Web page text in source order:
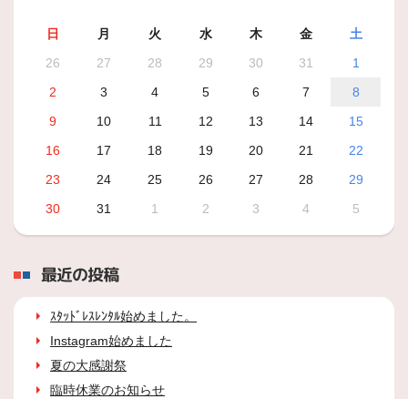
日 月 火 水 木 金
土
26
27 28 29 30 31
1
2
3 4 5 6 7
8
9
10 11 12 13 14
15
16
17 18 19 20 21
22
23
24 25 26 27 28
29
30
31 1 2 3 4 5
最近の投稿
ｽﾀｯﾄﾞﾚｽﾚﾝﾀﾙ始めました。
Instagram始めました
夏の大感謝祭
臨時休業のお知らせ